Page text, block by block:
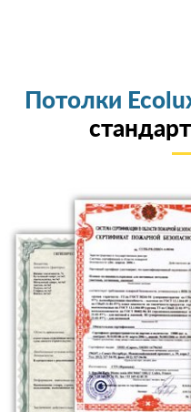
Потолки